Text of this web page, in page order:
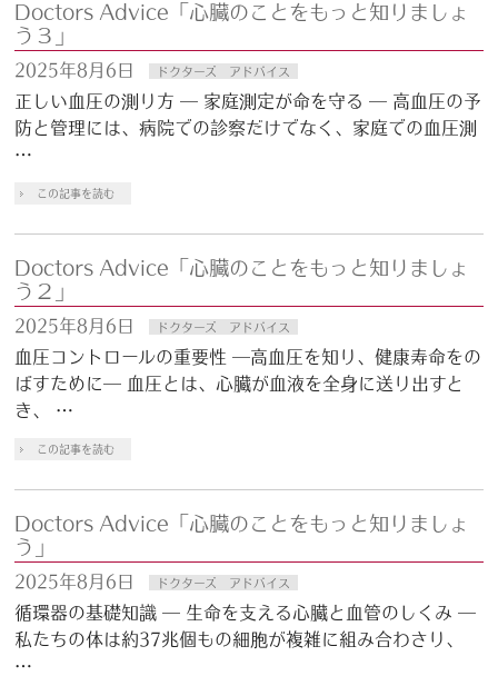
Doctors Advice「心臓のことをもっと知りましょ
う３」
2025年8月6日 ドクターズ アドバイス
正しい血圧の測り方 ― 家庭測定が命を守る ― 高血圧の予
防と管理には、病院での診察だけでなく、家庭での血圧測
…
この記事を読む
Doctors Advice「心臓のことをもっと知りましょ
う２」
2025年8月6日 ドクターズ アドバイス
血圧コントロールの重要性 ―高血圧を知り、健康寿命をの
ばすために― 血圧とは、心臓が血液を全身に送り出すと
き、 …
この記事を読む
Doctors Advice「心臓のことをもっと知りましょ
う」
2025年8月6日 ドクターズ アドバイス
循環器の基礎知識 ― 生命を支える心臓と血管のしくみ ―
私たちの体は約37兆個もの細胞が複雑に組み合わさり、
…